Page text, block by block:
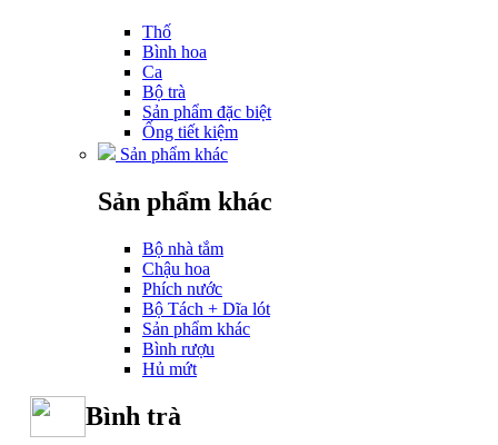
Thố
Bình hoa
Ca
Bộ trà
Sản phẩm đặc biệt
Ống tiết kiệm
Sản phẩm khác
Sản phẩm khác
Bộ nhà tắm
Chậu hoa
Phích nước
Bộ Tách + Dĩa lót
Sản phẩm khác
Bình rượu
Hủ mứt
Bình trà